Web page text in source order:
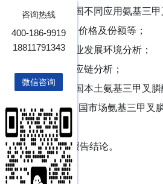
第6章：中国不同应用氨基三
量、收入、价格及份额等；
第7章：行业发展环境分析；
第8章：供应链分析；
第9章：中国本土氨基三甲叉
分析，及中国市场氨基三甲叉
况；
第10章：报告结论。
咨询热线
400-186-9919
18811791343
微信咨询